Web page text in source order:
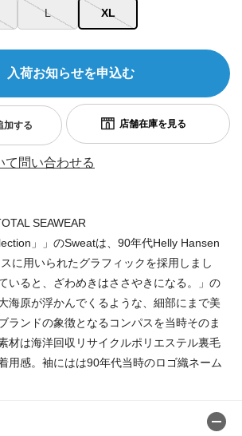
L XL
加する
入荷お知らせを申込む
て問い合わせる
SEAWEAR
」」のSweatは、90年代Helly Hansen
に用いられたグラフィックを採用しまし
いると、ざわめきはささやきになる。」の
海原が浮かんでくるような、細部にまで美
ランドの象徴となるコンパスを当時そのま
材は海洋回収リサイクルポリエステル裏毛
用感。袖にはは90年代当時のロゴ織ネーム